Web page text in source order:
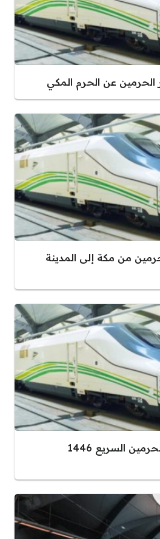
عن الحرم المكي
من مكة إلى المدينة
خطوات حجز قطار الحرمين السريع 1446